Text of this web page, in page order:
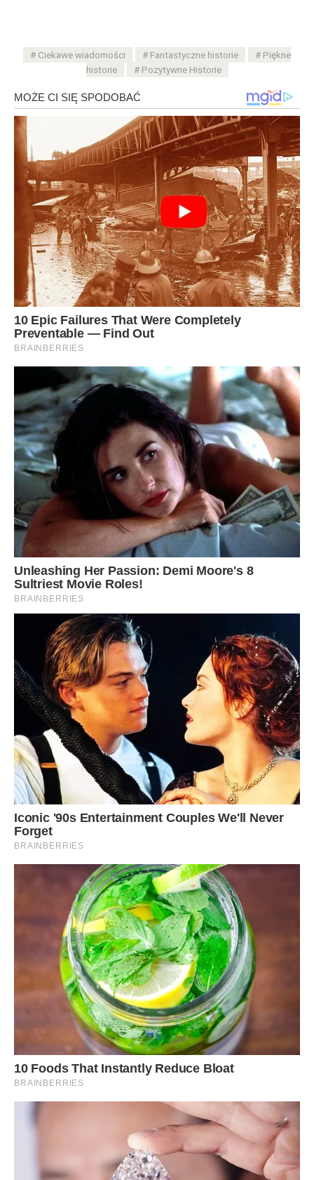
Ciekawe wiadomości Fantastyczne historie
Piękne
historie
Pozytywne Historie